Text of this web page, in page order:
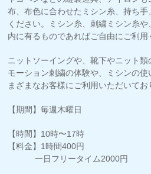
布、布色に合わせたミシン⽷、持ち
ください。ミシン糸、刺繍ミシン糸
内に有るものであればご自由にご利用
ニットソーイングや、靴下やニット
モーション刺繍の体験や、ミシンの
まざまなお客様にご利用いただいてお
【期間】毎週木曜日
【時間】10時〜17時
【料⾦】1時間400円
⼀⽇フリータイム2000円